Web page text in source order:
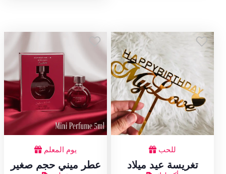
يوم المعلم
عطر ميني حجم صغير
للحب
تغريسة عيد ميلاد